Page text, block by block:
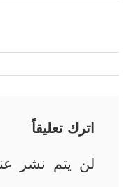
المقالات
اترك تعليقاً
لن يتم نشر